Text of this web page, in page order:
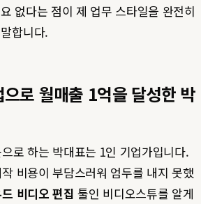
없다는 점이 제 업무 스타일을 완전히
합니다.
로 월매출 1억을 달성한 박
로 하는 박대표는 1인 기업가입니다.
비용이 부담스러워 엄두를 내지 못했
비디오 편집 툴인 비디오스튜를 알게